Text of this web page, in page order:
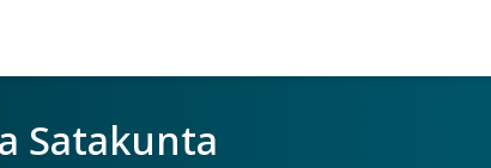
Satakunta